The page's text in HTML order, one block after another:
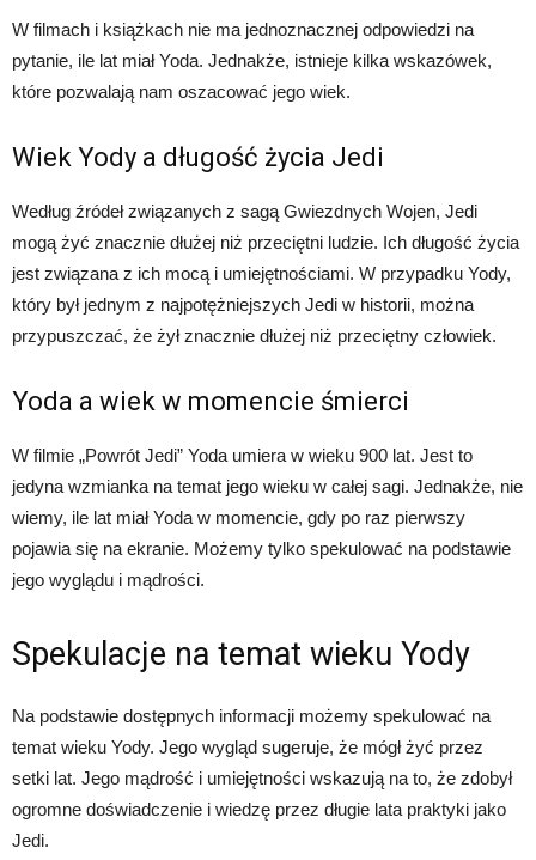
W filmach i książkach nie ma jednoznacznej odpowiedzi na
pytanie, ile lat miał Yoda. Jednakże, istnieje kilka wskazówek,
które pozwalają nam oszacować jego wiek.
Wiek Yody a długość życia Jedi
Według źródeł związanych z sagą Gwiezdnych Wojen, Jedi
mogą żyć znacznie dłużej niż przeciętni ludzie. Ich długość życia
jest związana z ich mocą i umiejętnościami. W przypadku Yody,
który był jednym z najpotężniejszych Jedi w historii, można
przypuszczać, że żył znacznie dłużej niż przeciętny człowiek.
Yoda a wiek w momencie śmierci
W filmie „Powrót Jedi” Yoda umiera w wieku 900 lat. Jest to
jedyna wzmianka na temat jego wieku w całej sagi. Jednakże, nie
wiemy, ile lat miał Yoda w momencie, gdy po raz pierwszy
pojawia się na ekranie. Możemy tylko spekulować na podstawie
jego wyglądu i mądrości.
Spekulacje na temat wieku Yody
Na podstawie dostępnych informacji możemy spekulować na
temat wieku Yody. Jego wygląd sugeruje, że mógł żyć przez
setki lat. Jego mądrość i umiejętności wskazują na to, że zdobył
ogromne doświadczenie i wiedzę przez długie lata praktyki jako
Jedi.